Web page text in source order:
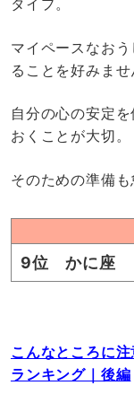
マイペースなお
ることを好みませ
自分の心の安定
おくことが大切。
そのための準備も
9位 かに座
こんなところに
ランキング｜後編